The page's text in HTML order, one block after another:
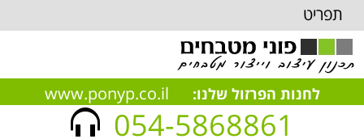
לחנות הפרזול שלנו: www.ponyp.co.il
054-5868861
תפריט